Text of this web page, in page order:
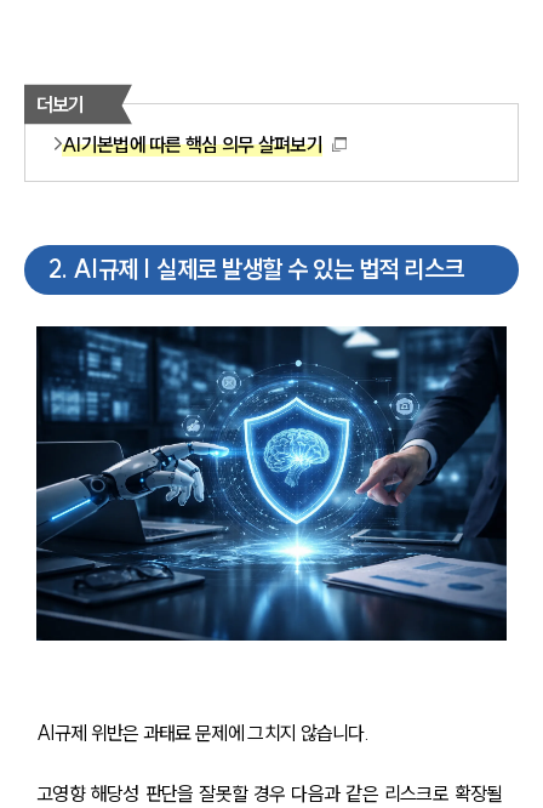
더보기
AI기본법에 따른 핵심 의무 살펴보기
2. AI규제 | 실제로 발생할 수 있는 법적 리스크
AI규제 위반은 과태료 문제에 그치지 않습니다.
고영향 해당성 판단을 잘못할 경우 다음과 같은 리스크로 확장될